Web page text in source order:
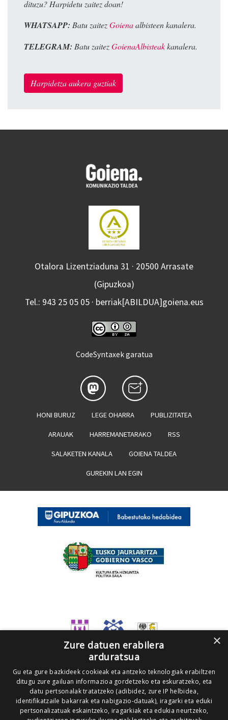
dituzu? Harpidetu zaitez doan!
WHATSAPP: Batu zaitezGoienaalbisteen kanalera.
TELEGRAM: Batu zaitezGoienaAlbisteakkanalera.
Harpidetza aukera guztiak
Otalora Lizentziaduna 31 · 20500 Arrasate
(Gipuzkoa)
Tel.: 943 25 05 05 · berriak[ABILDUA]goiena.eus
CodeSyntaxek garatua
HONI BURUZ LEGE OHARRA PUBLIZITATEA
ARAUAK HARREMANETARAKO RSS
SALAKETEN KANALA GOIENA TALDEA
GUREKIN LAN EGIN
×
Zure datuen erabilera
arduratsua
Gu eta gure bazkideek cookieak eta antzeko teknologiak erabiltzen
ditugu zure gailuan informazioa gordetzeko eta eskuratzeko, eta
datu pertsonalak tratatzeko (adibidez, zure IP helbidea,
identifikatzaile bakarrak eta nabigazio-datuak), iragarki eta eduki
pertsonalizatuak eskaintzeko, iragarkiak eta edukia neurtzeko,